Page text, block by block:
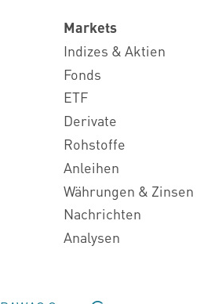
Markets
Indizes & Aktien
Fonds
ETF
Derivate
Rohstoffe
Anleihen
Währungen & Zinsen
Nachrichten
Analysen